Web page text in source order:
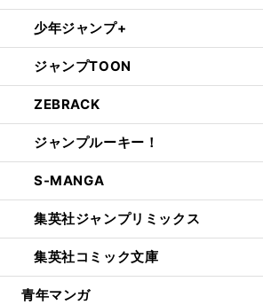
少年ジャンプ+
ジャンプTOON
ZEBRACK
ジャンプルーキー！
S-MANGA
集英社ジャンプリミックス
集英社コミック文庫
青年マンガ